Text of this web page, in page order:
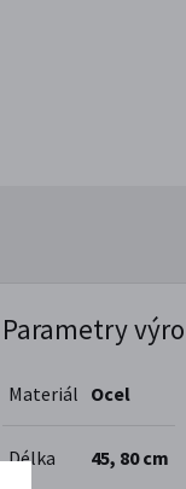
Parametry
Materiál Ocel
Délka 45, 80 cm